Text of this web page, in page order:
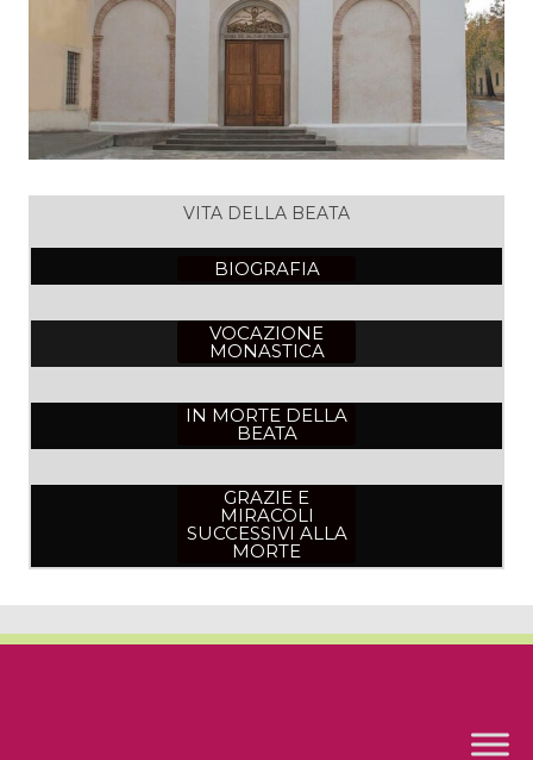
VITA DELLA BEATA
BIOGRAFIA
VOCAZIONE
MONASTICA
IN MORTE DELLA
BEATA
GRAZIE E
MIRACOLI
SUCCESSIVI ALLA
MORTE